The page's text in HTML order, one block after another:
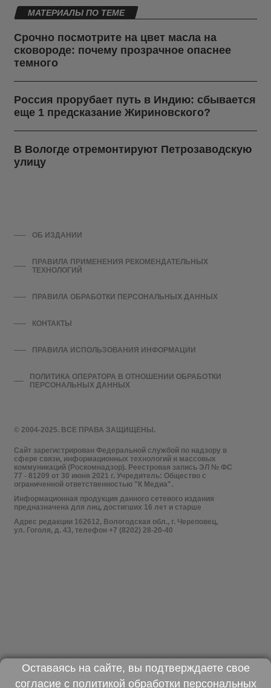
МАТЕРИАЛЫ ПО ТЕМЕ
Срочно посмотрите на цвет масла на
сковороде: почему прозрачное опаснее
темного
Россия прорубает путь в Индию: сбывается
еще 1 предсказание Жириновского?
В Вологде отремонтируют Петрозаводскую
улицу
© 2004-2025. ВСЕ ПРАВА ЗАЩИЩЕНЫ.
Сайт зарегистрирован Федеральной службой по надзору в
сфере связи, информационных технологий и массовых
коммуникаций (Роскомнадзор). Реестровая запись ЭЛ № ФС
77 - 81209 от 30 июня 2021 г. Учредитель: Общество с
ограниченной ответственностью "К Медиа".
Информационная продукция данного сетевого издания
предназначена для лиц, достигших 16 лет и старше
Адрес редакции 162612, Вологодская обл., г. Череповец,
ул. Гоголя, д. 43, телефон +7 (8202) 28-20-40
ОБ ИЗДАНИИ
ПРАВИЛА ПРИМЕНЕНИЯ РЕКОМЕНДАТЕЛЬНЫХ
ТЕХНОЛОГИЙ
ПРАВИЛА ОБРАБОТКИ ПЕРСОНАЛЬНЫХ ДАННЫХ
КОНТАКТЫ
ПРАВИЛА ИСПОЛЬЗОВАНИЯ ИНФОРМАЦИИ
ПОЛИТИКА ОПЕРАТОРА В ОТНОШЕНИИ ОБРАБОТКИ
ПЕРСОНАЛЬНЫХ ДАННЫХ
Оставаясь на сайте, вы подтверждаете свое
согласие с политикой обработки персональных